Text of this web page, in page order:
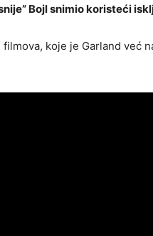
Bojl snimio koristeći
koje je Garland već